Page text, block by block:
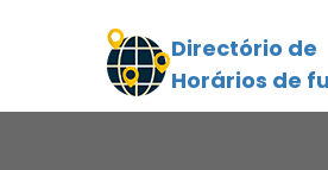
Directório de
Horários de